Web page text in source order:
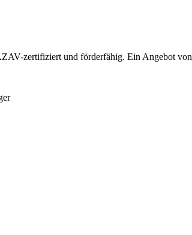
zertifiziert und förderfähig. Ein Angebot von